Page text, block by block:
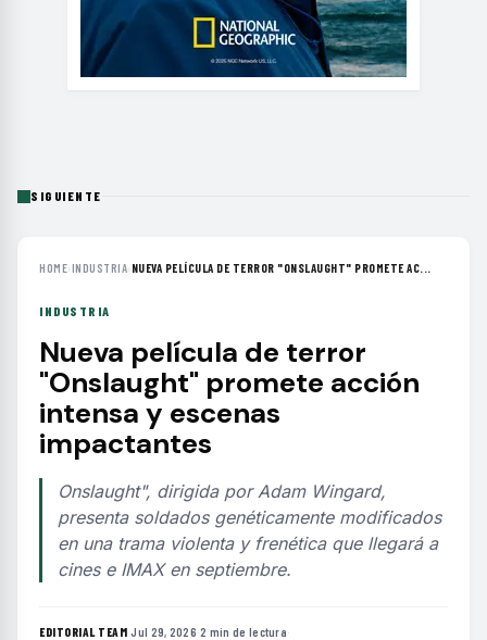
SIGUIENTE
HOME›INDUSTRIA› NUEVA PELÍCULA DE TERROR "ONSLAUGHT" PROMETE AC...
INDUSTRIA
Nueva película de terror
"Onslaught" promete acción
intensa y escenas
impactantes
Onslaught", dirigida por Adam Wingard,
presenta soldados genéticamente modificados
en una trama violenta y frenética que llegará a
cines e IMAX en septiembre.
EDITORIAL TEAM·Jul 29, 2026·2 min de lectura·